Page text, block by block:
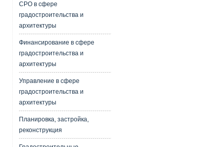
СРО в сфере
градостроительства и
архитектуры
Финансирование в сфере
градостроительства и
архитектуры
Управление в сфере
градостроительства и
архитектуры
Планировка, застройка,
реконструкция